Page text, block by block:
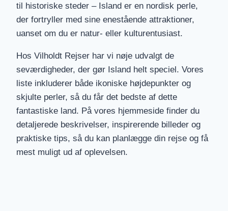
til historiske steder – Island er en nordisk perle,
der fortryller med sine enestående attraktioner,
uanset om du er natur- eller kulturentusiast.
Hos Vilholdt Rejser har vi nøje udvalgt de
seværdigheder, der gør Island helt speciel. Vores
liste inkluderer både ikoniske højdepunkter og
skjulte perler, så du får det bedste af dette
fantastiske land. På vores hjemmeside finder du
detaljerede beskrivelser, inspirerende billeder og
praktiske tips, så du kan planlægge din rejse og få
mest muligt ud af oplevelsen.